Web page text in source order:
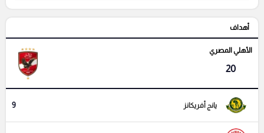
أهداف
الأهلي المصري
20
يانج أفريكانز 9